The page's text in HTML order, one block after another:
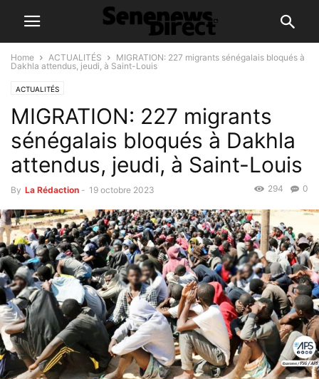
Home ACTUALITÉS
MIGRATION: 227 migrants sénégalais bloqués à
Dakhla attendus, jeudi, à Saint-Louis
ACTUALITÉS
MIGRATION: 227 migrants
sénégalais bloqués à Dakhla
attendus, jeudi, à Saint-Louis
By La Rédaction - 19 octobre 2023 0
294